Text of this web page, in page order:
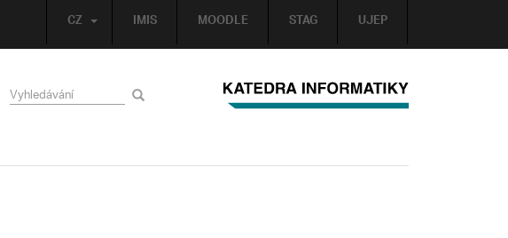
IMIS MOODLE STAG UJEP
CZ